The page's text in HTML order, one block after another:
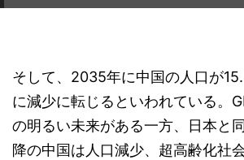
そして、2035年に中国の人口が
に減少に転じるといわれている。
の明るい未来がある一方、日本と
降の中国は人口減少、超高齢化社